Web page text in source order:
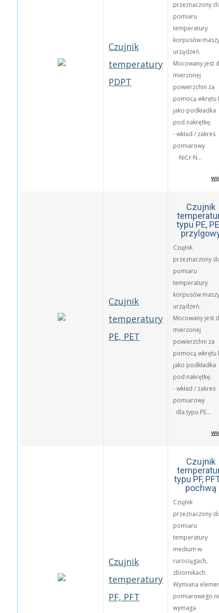
Czujnik
temperatury
PDPT
przeznaczony
pomiaru
temperatury
korpusów
urządzeń.
Mocowany jest
mierzonej
powierzchni za
pomocą wkrętu
jako podkładka
pod nakrętkę.
- wkład / zakres
pomiarowy
NiCr-N...
Czujnik
temperatury
PE, PET
Czujnik
typu PE,
Czujnik
przeznaczony
pomiaru
temperatury
korpusów
urządzeń.
Mocowany jest
mierzonej
powierzchni za
pomocą wkrętu
jako podkładka
pod nakrętkę.
- wkład / zakres
pomiarowy
dla typu PE...
Czujnik
temperatury
PF, PFT
Czujnik
typu PF,
pochwą
Czujnik
przeznaczony
pomiaru
temperatury
medium w
rurociągach,
zbiornikach.
Wymiana
pomiarowego
wymaga